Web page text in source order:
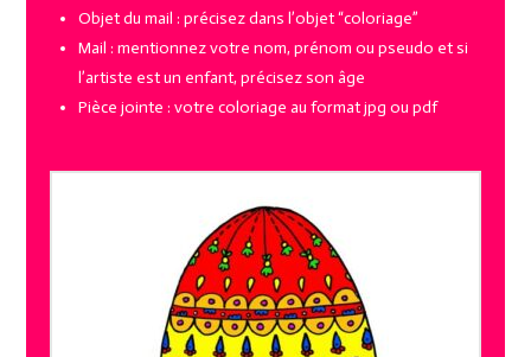
Objet du mail : précisez dans l’objet “coloriage”
Mail : mentionnez votre nom, prénom ou pseudo et si
l’artiste est un enfant, précisez son âge
Pièce jointe : votre coloriage au format jpg ou pdf